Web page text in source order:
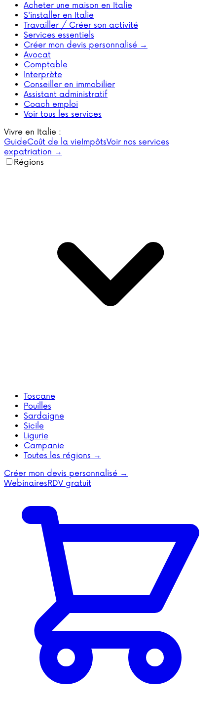
Acheter une maison en Italie
S'installer en Italie
Travailler / Créer son activité
Services essentiels
Créer mon devis personnalisé →
Avocat
Comptable
Interprète
Conseiller en immobilier
Assistant administratif
Coach emploi
Voir tous les services
Vivre en Italie :
GuideCoût de la vieImpôtsVoir nos services
expatriation →
Régions
Toscane
Pouilles
Sardaigne
Sicile
Ligurie
Campanie
Toutes les régions →
Créer mon devis personnalisé →
WebinairesRDV gratuit